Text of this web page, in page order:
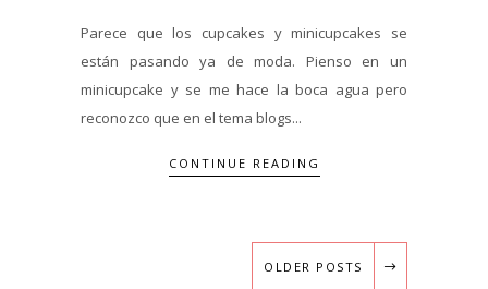
Parece que los cupcakes y minicupcakes se
están pasando ya de moda. Pienso en un
minicupcake y se me hace la boca agua pero
reconozco que en el tema blogs...
CONTINUE READING
OLDER POSTS